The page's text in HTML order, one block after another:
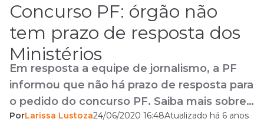
Concurso PF: órgão não
tem prazo de resposta dos
Ministérios
Em resposta a equipe de jornalismo, a PF
informou que não há prazo de resposta para
o pedido do concurso PF. Saiba mais sobre
o pedido.
PorLarissa Lustoza24/06/2020 16:48Atualizado há 6 anos